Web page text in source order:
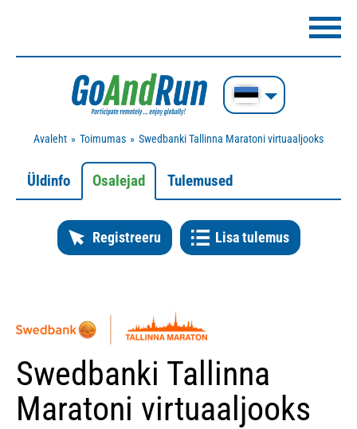
Avaleht Toimumas Swedbanki Tallinna Maratoni virtuaaljooks
Üldinfo Osalejad Tulemused
Registreeru Lisa tulemus
Swedbanki Tallinna
Maratoni virtuaaljooks